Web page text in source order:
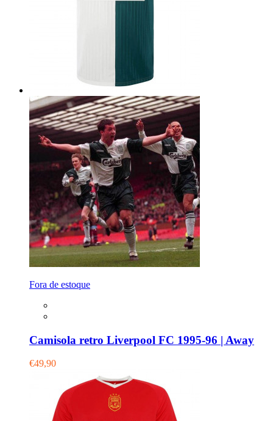
Fora de estoque
Camisola retro Liverpool FC 1995-96 | Away
€49,90